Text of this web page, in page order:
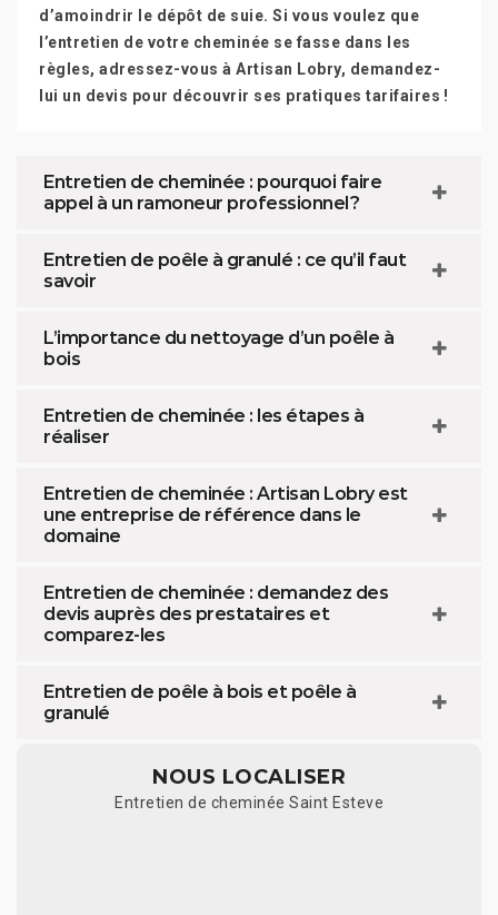
d’amoindrir le dépôt de suie. Si vous voulez que
l’entretien de votre cheminée se fasse dans les
règles, adressez-vous à Artisan Lobry, demandez-
lui un devis pour découvrir ses pratiques tarifaires !
Entretien de cheminée : pourquoi faire
appel à un ramoneur professionnel ?
Entretien de poêle à granulé : ce qu’il faut
savoir
L’importance du nettoyage d’un poêle à
bois
Entretien de cheminée : les étapes à
réaliser
Entretien de cheminée : Artisan Lobry est
une entreprise de référence dans le
domaine
Entretien de cheminée : demandez des
devis auprès des prestataires et
comparez-les
Entretien de poêle à bois et poêle à
granulé
NOUS LOCALISER
Entretien de cheminée Saint Esteve